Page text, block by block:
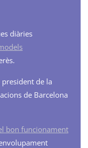
diàries
president de la
de Barcelona
bon funcionament